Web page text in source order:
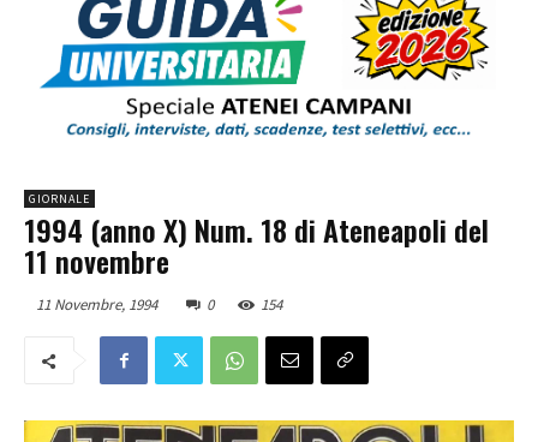
GIORNALE
1994 (anno X) Num. 18 di Ateneapoli del
11 novembre
11 Novembre, 1994 0 154